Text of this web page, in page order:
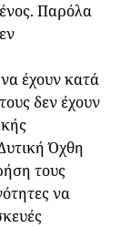
Παρόλα
έχουν κατά
δεν έχουν
Όχθη
τους
να